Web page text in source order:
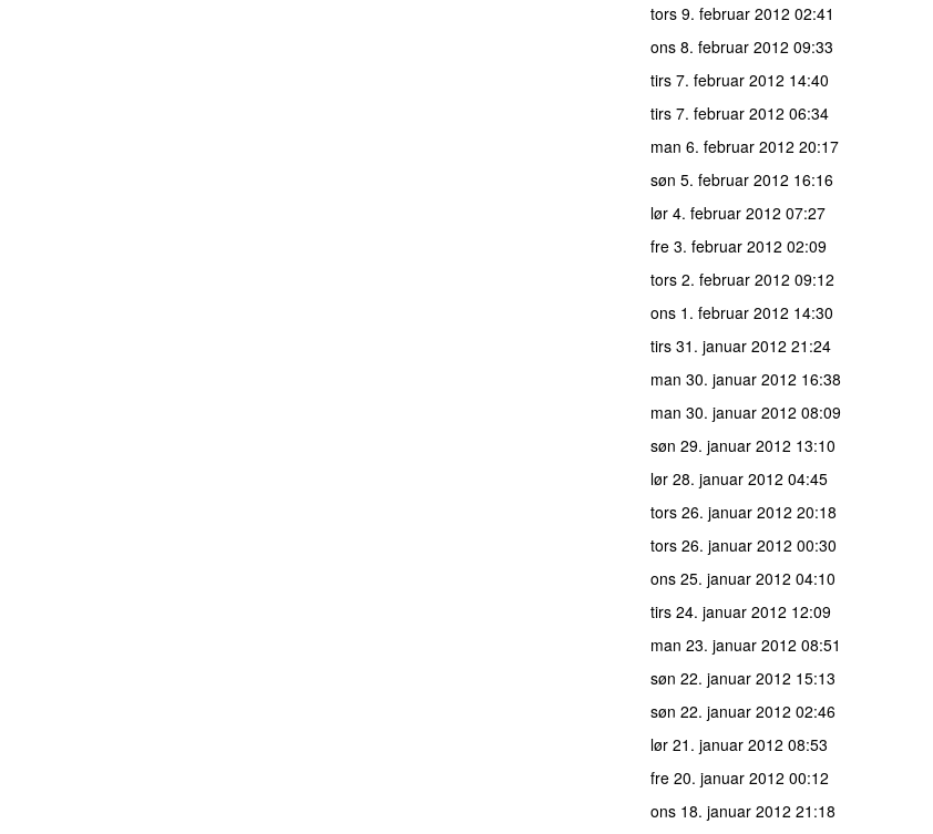
tors 9. februar 2012 02:41
ons 8. februar 2012 09:33
tirs 7. februar 2012 14:40
tirs 7. februar 2012 06:34
man 6. februar 2012 20:17
søn 5. februar 2012 16:16
lør 4. februar 2012 07:27
fre 3. februar 2012 02:09
tors 2. februar 2012 09:12
ons 1. februar 2012 14:30
tirs 31. januar 2012 21:24
man 30. januar 2012 16:38
man 30. januar 2012 08:09
søn 29. januar 2012 13:10
lør 28. januar 2012 04:45
tors 26. januar 2012 20:18
tors 26. januar 2012 00:30
ons 25. januar 2012 04:10
tirs 24. januar 2012 12:09
man 23. januar 2012 08:51
søn 22. januar 2012 15:13
søn 22. januar 2012 02:46
lør 21. januar 2012 08:53
fre 20. januar 2012 00:12
ons 18. januar 2012 21:18